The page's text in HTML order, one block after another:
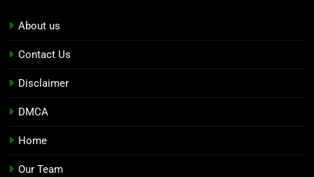
About us
Contact Us
Disclaimer
DMCA
Home
Our Team